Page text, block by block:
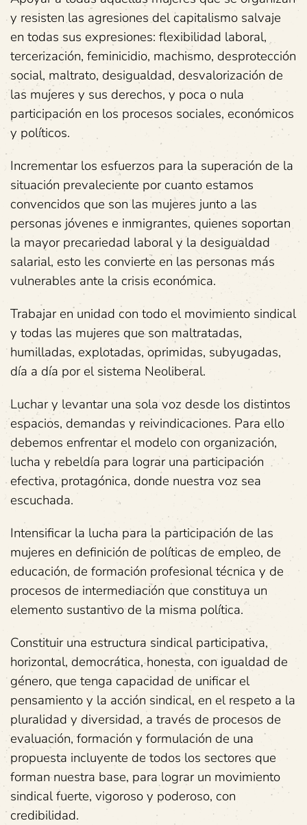
y resisten las agresiones del capitalismo salvaje
en todas sus expresiones: flexibilidad laboral,
tercerización, feminicidio, machismo, desprotección
social, maltrato, desigualdad, desvalorización de
las mujeres y sus derechos, y poca o nula
participación en los procesos sociales, económicos
y políticos.
Incrementar los esfuerzos para la superación de la
situación prevaleciente por cuanto estamos
convencidos que son las mujeres junto a las
personas jóvenes e inmigrantes, quienes soportan
la mayor precariedad laboral y la desigualdad
salarial, esto les convierte en las personas más
vulnerables ante la crisis económica.
Trabajar en unidad con todo el movimiento sindical
y todas las mujeres que son maltratadas,
humilladas, explotadas, oprimidas, subyugadas,
día a día por el sistema Neoliberal.
Luchar y levantar una sola voz desde los distintos
espacios, demandas y reivindicaciones. Para ello
debemos enfrentar el modelo con organización,
lucha y rebeldía para lograr una participación
efectiva, protagónica, donde nuestra voz sea
escuchada.
Intensificar la lucha para la participación de las
mujeres en definición de políticas de empleo, de
educación, de formación profesional técnica y de
procesos de intermediación que constituya un
elemento sustantivo de la misma política.
Constituir una estructura sindical participativa,
horizontal, democrática, honesta, con igualdad de
género, que tenga capacidad de unificar el
pensamiento y la acción sindical, en el respeto a la
pluralidad y diversidad, a través de procesos de
evaluación, formación y formulación de una
propuesta incluyente de todos los sectores que
forman nuestra base, para lograr un movimiento
sindical fuerte, vigoroso y poderoso, con
credibilidad.